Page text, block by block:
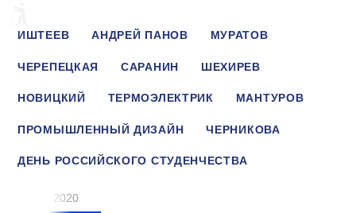
ИШТЕЕВ АНДРЕЙ ПАНОВ МУРАТОВ
ЧЕРЕПЕЦКАЯ САРАНИН ШЕХИРЕВ
НОВИЦКИЙ ТЕРМОЭЛЕКТРИК МАНТУРОВ
ПРОМЫШЛЕННЫЙ ДИЗАЙН ЧЕРНИКОВА
ДЕНЬ РОССИЙСКОГО СТУДЕНЧЕСТВА
СТУДЕНТ ГОДА
2020